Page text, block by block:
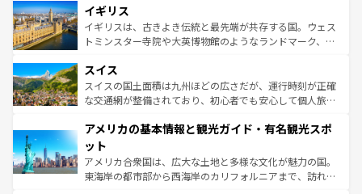
香り高いラベンダー畑など、多彩な楽しみ方が可能だ。さ
らに、パリ以外の地域にも魅力が溢れており、どの街角に
も豊かな歴史と文化が息づいている。パリ以外の個性あふ
を参照してほしい。
顔を持つこの国は、どこを歩いても飽きることがない。ベ
ルリンの文化的活気、バイエルン州のアルプスの絶景、そ
してライン川沿いのワイン畑といった風景は必見。ビール
は、お酒好きな人にはぜひ体験してほしい。 なお、新着の
ドイツ情報はコンテンツ一覧を参照してほしい。
イギリス
イギリスは、古きよき伝統と最先端が共存する国。ウェス
トミンスター寺院や大英博物館のようなランドマーク、歴
リアごとに異なる魅力がある。また、優雅なアフタヌーン
ティー、ビール好きにはたまらない英国パブ、サッカー観
戦など、本場だからこそできる体験も豊富。イギリスを旅
ンツ一覧を参照してほしい。
スイス
スイスの国土面積は九州ほどの広さだが、運行時刻が正確
な交通網が整備されており、初心者でも安心して個人旅行
の建物がそのまま残る町や、スイスならではのユニークな
博物館もあり、アルプス観光だけでなく町歩きも満喫する
ことができる。国民の所得が高いため物価も高いが、旅行
者向けの交通パス提供のサービスもあり、うまく活用すれ
アメリカの基本情報と観光ガイド・有名観光スポ
ット
アメリカ合衆国は、広大な土地と多様な文化が魅力の国。
東海岸の都市部から西海岸のカリフォルニアまで、訪れる